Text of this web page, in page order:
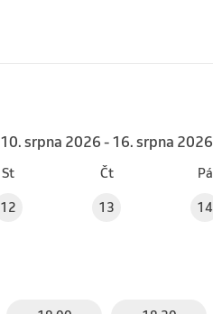
10. srpna 2026 - 16. srpna 2026
St Čt Pá
12 13 14